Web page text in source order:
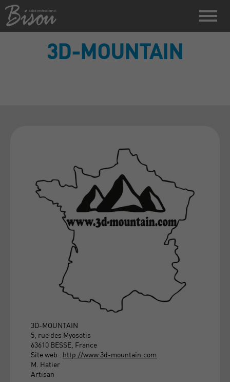
3D-MOUNTAIN
3D-MOUNTAIN
5, rue des Myosotis
63610 BESSE, France
Site web : http://www.3d-mountain.com
M. Hatier
Artisan